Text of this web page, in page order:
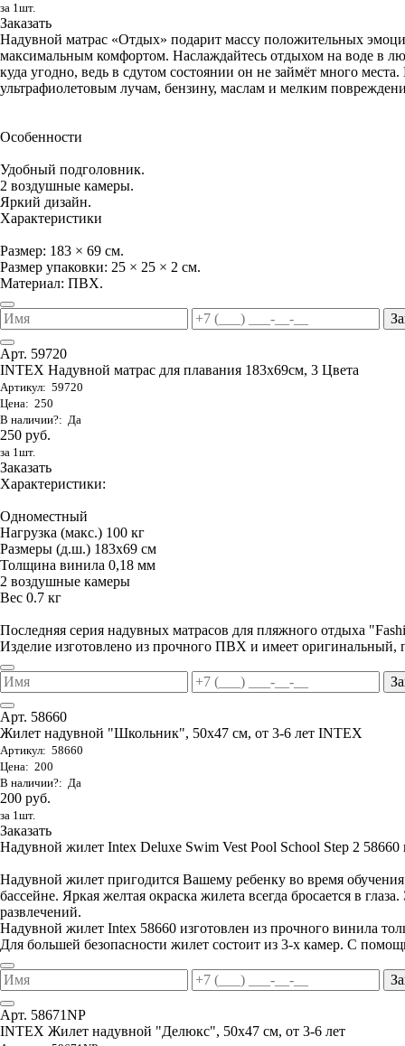
за 1шт.
Заказать
Надувной матрас «Отдых» подарит массу положительных
максимальным комфортом. Наслаждайтесь отдыхом на воде в
куда угодно, ведь в сдутом состоянии он не займёт много
ультрафиолетовым лучам, бензину, маслам и мелким
Особенности
Удобный подголовник.
2 воздушные камеры.
Яркий дизайн.
Характеристики
Размер: 183 × 69 см.
Размер упаковки: 25 × 25 × 2 см.
Материал: ПВХ.
Арт. 59720
INTEX Надувной матрас для плавания 183х69см, 3 Цвета
Артикул: 59720
Цена: 250
В наличии?: Да
250 руб.
за 1шт.
Заказать
Характеристики:
Одноместный
Нагрузка (макс.) 100 кг
Размеры (д.ш.) 183х69 см
Толщина винила 0,18 мм
2 воздушные камеры
Вес 0.7 кг
Последняя серия надувных матрасов для пляжного отдыха
Изделие изготовлено из прочного ПВХ и имеет оригинальный,
Арт. 58660
Жилет надувной "Школьник", 50х47 см, от 3-6 лет INTEX
Артикул: 58660
Цена: 200
В наличии?: Да
200 руб.
за 1шт.
Заказать
Надувной жилет Intex Deluxe Swim Vest Pool School Step 2 58660
Надувной жилет пригодится Вашему ребенку во время
бассейне. Яркая желтая окраска жилета всегда бросается в
развлечений.
Надувной жилет Intex 58660 изготовлен из прочного винила
Для большей безопасности жилет состоит из 3-х камер. С
Арт. 58671NP
INTEX Жилет надувной "Делюкс", 50х47 см, от 3-6 лет